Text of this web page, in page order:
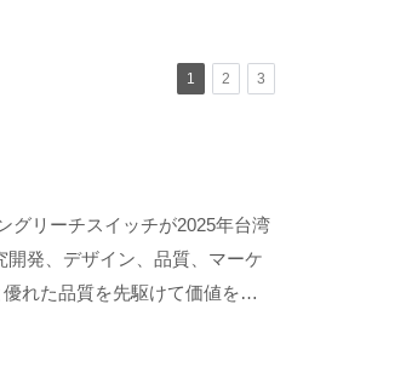
1 2 3
グリーチスイッチが2025年台湾
発、デザイン、品質、マーケ
れた品質を先駆けて価値を高